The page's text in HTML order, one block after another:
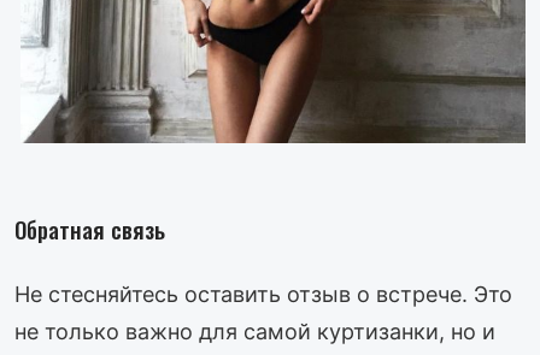
Обратная связь
Не стесняйтесь оставить отзыв о встрече. Это
не только важно для самой куртизанки, но и